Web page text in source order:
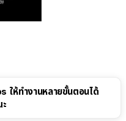
ให้ทำงานหลายขั้นตอนได้